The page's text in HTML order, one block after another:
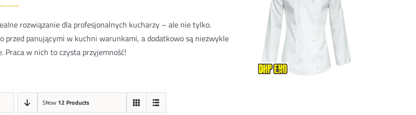
rozwiązanie dla profesjonalnych kucharzy – ale nie tylko.
przed panującymi w kuchni warunkami, a dodatkowo są niezwykle
Praca w nich to czysta przyjemność!
Show12 Products